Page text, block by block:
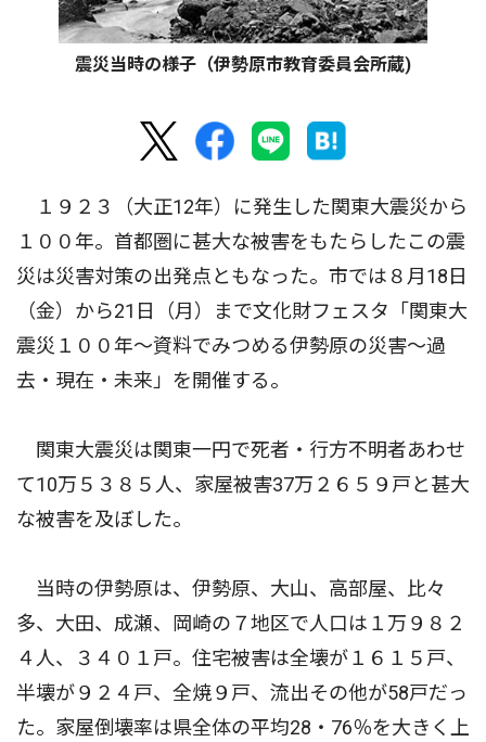
震災当時の様子（伊勢原市教育委員会所蔵)
１９２３（大正12年）に発生した関東大震災から
１００年。首都圏に甚大な被害をもたらしたこの震
災は災害対策の出発点ともなった。市では８月18日
（金）から21日（月）まで文化財フェスタ「関東大
震災１００年〜資料でみつめる伊勢原の災害〜過
去・現在・未来」を開催する。
関東大震災は関東一円で死者・行方不明者あわせ
て10万５３８５人、家屋被害37万２６５９戸と甚大
な被害を及ぼした。
当時の伊勢原は、伊勢原、大山、高部屋、比々
多、大田、成瀬、岡崎の７地区で人口は１万９８２
４人、３４０１戸。住宅被害は全壊が１６１５戸、
半壊が９２４戸、全焼９戸、流出その他が58戸だっ
た。家屋倒壊率は県全体の平均28・76％を大きく上